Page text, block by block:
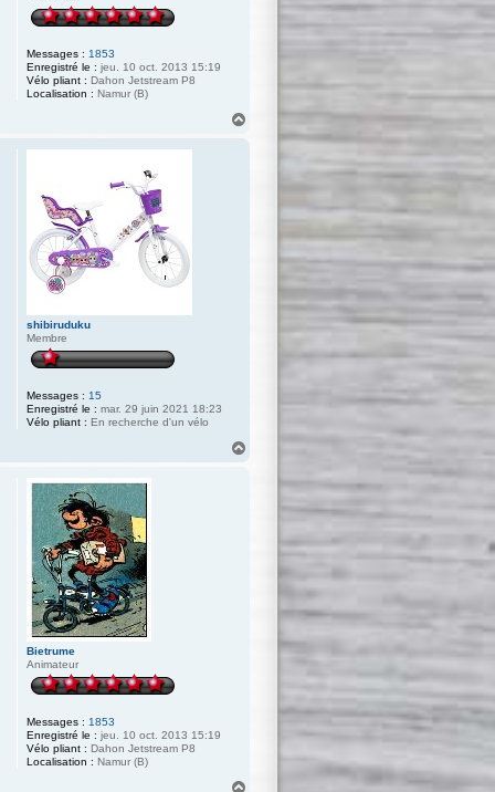
Messages : 1853
Enregistré le : jeu. 10 oct. 2013 15:19
Vélo pliant : Dahon Jetstream P8
Localisation : Namur (B)
shibiruduku
Membre
Messages : 15
Enregistré le : mar. 29 juin 2021 18:23
Vélo pliant : En recherche d'un vélo
Bietrume
Animateur
Messages : 1853
Enregistré le : jeu. 10 oct. 2013 15:19
Vélo pliant : Dahon Jetstream P8
Localisation : Namur (B)